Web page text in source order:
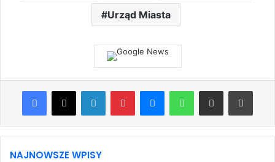
Urząd Miasta
Facebook
X LinkedInPinterestMessengerWhatsAppShare via Email Print
NAJNOWSZE WPISY